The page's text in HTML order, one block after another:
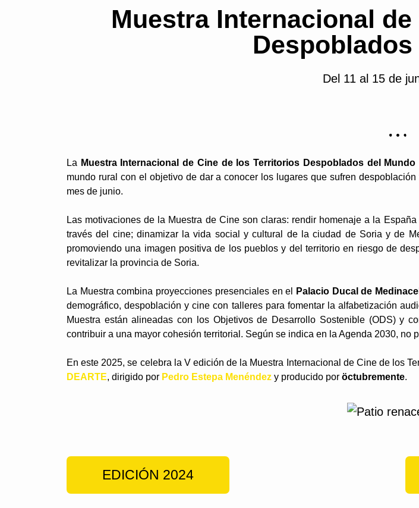
Muestra Internacional
Del 11 al 15 de
La Muestra Internacional de Cine de los Territorios Despoblados del Mundo
mundo rural con el objetivo de dar a conocer los lugares que sufren
mes de junio.
Las motivaciones de la Muestra de Cine son claras: rendir homenaje a la
través del cine; dinamizar la vida social y cultural de la ciudad de Soria y de
promoviendo una imagen positiva de los pueblos y del territorio en riesgo de
revitalizar la provincia de Soria.
La Muestra combina proyecciones presenciales en el Palacio Ducal de
demográfico, despoblación y cine con talleres para fomentar la alfabetización
Muestra están alineadas con los Objetivos de Desarrollo Sostenible (ODS) y
contribuir a una mayor cohesión territorial. Según se indica en la Agenda 2030,
En este 2025, se celebra la V edición de la Muestra Internacional de Cine de los
DEARTE, dirigido por Pedro Estepa Menéndez y producido por öctubremente.
EDICIÓN 2024